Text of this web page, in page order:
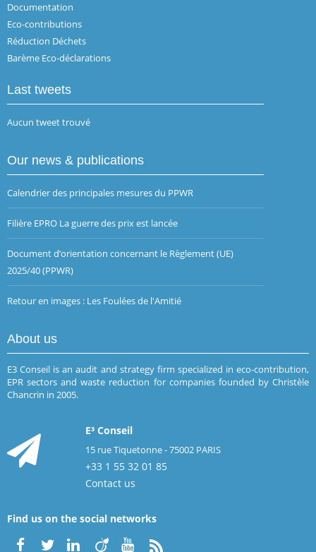
Documentation
Eco-contributions
Réduction Déchets
Barème Eco-déclarations
Last tweets
Aucun tweet trouvé
Our news & publications
Calendrier des principales mesures du PPWR
Filière EPRO La guerre des prix est lancée
Document d’orientation concernant le Règlement (UE)
2025/40 (PPWR)
Retour en images : Les Foulées de l'Amitié
About us
E3 Conseil is an audit and strategy firm specialized in eco-contribution,
EPR sectors and waste reduction for companies founded by Christèle
Chancrin in 2005.
E³ Conseil
15 rue Tiquetonne - 75002 PARIS
+33 1 55 32 01 85
Contact us
Find us on the social networks